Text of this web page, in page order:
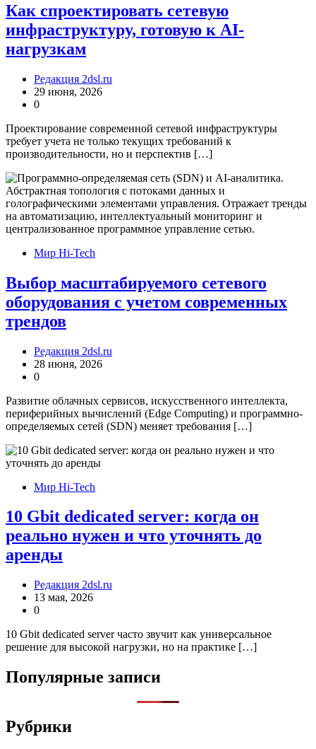
Как спроектировать сетевую
инфраструктуру, готовую к AI-
нагрузкам
Редакция 2dsl.ru
29 июня, 2026
0
Проектирование современной сетевой инфраструктуры
требует учета не только текущих требований к
производительности, но и перспектив […]
Мир Hi-Tech
Выбор масштабируемого сетевого
оборудования с учетом современных
трендов
Редакция 2dsl.ru
28 июня, 2026
0
Развитие облачных сервисов, искусственного интеллекта,
периферийных вычислений (Edge Computing) и программно-
определяемых сетей (SDN) меняет требования […]
Мир Hi-Tech
10 Gbit dedicated server: когда он
реально нужен и что уточнять до
аренды
Редакция 2dsl.ru
13 мая, 2026
0
10 Gbit dedicated server часто звучит как универсальное
решение для высокой нагрузки, но на практике […]
Популярные записи
Рубрики